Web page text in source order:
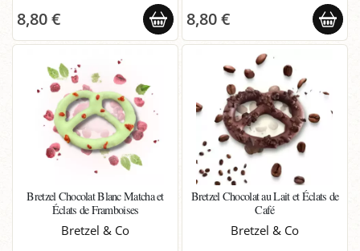
8,80 € 8,80 €
Bretzel Chocolat Blanc Matcha et
Éclats de Framboises
Bretzel & Co
Bretzel Chocolat au Lait et Éclats de
Café
Bretzel & Co